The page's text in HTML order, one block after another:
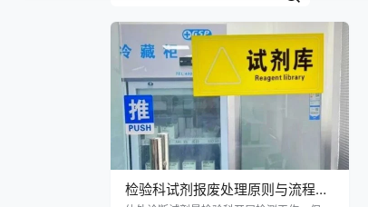
检验科试剂报废处理原则与流程